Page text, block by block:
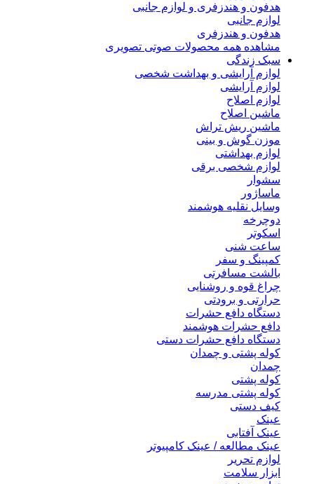
هدفون و هندزفری و لوازم جانبی
لوازم جانبی
هدفون و هندزفری
مشاهده همه محصولات صوتی تصویری
سبک زندگی
لوازم آرایشی و بهداشت شخصی
لوازم آرایشی
لوازم اصلاح
ماشین اصلاح
ماشین ریش تراش
موزن گوش و بینی
لوازم بهداشتی
لوازم شخصی برقی
سشوار
ماساژور
وسایل نقلیه هوشمند
دوچرخه
اسکوتر
ساعت شنی
کمپینگ و سفر
بالشت مسافرتی
چراغ قوه و روشنایی
حرارتی و برودتی
دستگاه دافع حشرات
دافع حشرات هوشمند
دستگاه دافع حشرات دستی
کوله پشتی و چمدان
چمدان
کوله پشتی
کوله پشتی مدرسه
کیف دستی
عینک
عینک آفتابی
عینک مطالعه / عینک کامپیوتر
لوازم تحریر
ابزار سلامت